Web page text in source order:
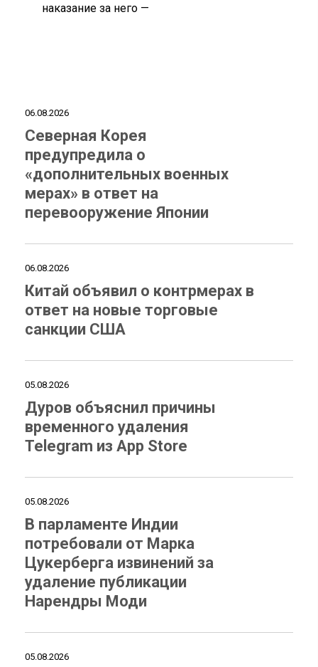
наказание за него —
06.08.2026
Северная Корея
предупредила о
«дополнительных военных
мерах» в ответ на
перевооружение Японии
06.08.2026
Китай объявил о контрмерах в
ответ на новые торговые
санкции США
05.08.2026
Дуров объяснил причины
временного удаления
Telegram из App Store
05.08.2026
В парламенте Индии
потребовали от Марка
Цукерберга извинений за
удаление публикации
Нарендры Моди
05.08.2026